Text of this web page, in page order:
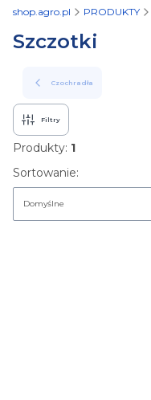
shop.agro.pl PRODUKTY
Szczotki
Czochradła
Filtry
Produkty: 1
Lista produktów
Sortowanie:
Domyślne